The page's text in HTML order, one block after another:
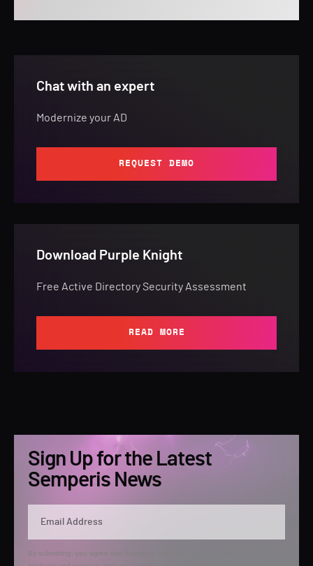
Chat with an expert
Modernize your AD
REQUEST DEMO
Download Purple Knight
Free Active Directory Security Assessment
READ MORE
Sign Up for the Latest
Semperis News
By submitting, you agree that Semperis may send you information regarding its